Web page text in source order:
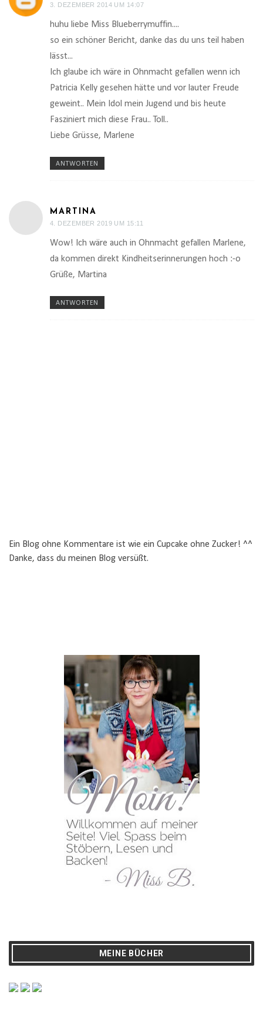
3. DEZEMBER 2014 UM 14:07
huhu liebe Miss Blueberrymuffin....
so ein schöner Bericht, danke das du uns teil haben
lässt...
Ich glaube ich wäre in Ohnmacht gefallen wenn ich
Patricia Kelly gesehen hätte und vor lauter Freude
geweint.. Mein Idol mein Jugend und bis heute
Fasziniert mich diese Frau.. Toll..
Liebe Grüsse, Marlene
ANTWORTEN
MARTINA
4. DEZEMBER 2019 UM 15:11
Wow! Ich wäre auch in Ohnmacht gefallen Marlene,
da kommen direkt Kindheitserinnerungen hoch :-o
Grüße, Martina
ANTWORTEN
Ein Blog ohne Kommentare ist wie ein Cupcake ohne Zucker! ^^
Danke, dass du meinen Blog versüßt.
MEINE BÜCHER